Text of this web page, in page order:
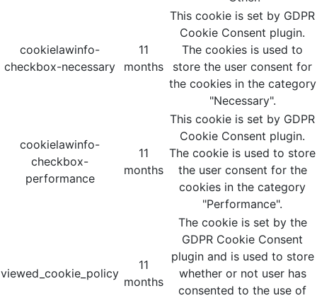
cookielawinfo-
checkbox-necessary
11
months
This cookie is set by GDPR
Cookie Consent plugin.
The cookies is used to
store the user consent for
the cookies in the category
"Necessary".
cookielawinfo-
checkbox-
performance
11
months
This cookie is set by GDPR
Cookie Consent plugin.
The cookie is used to store
the user consent for the
cookies in the category
"Performance".
viewed_cookie_policy
11
months
The cookie is set by the
GDPR Cookie Consent
plugin and is used to store
whether or not user has
consented to the use of